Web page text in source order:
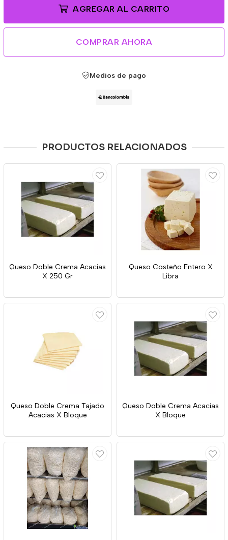
AGREGAR AL CARRITO
COMPRAR AHORA
Medios de pago
PRODUCTOS RELACIONADOS
Queso Doble Crema Acacias
X 250 Gr
Queso Costeño Entero X
Libra
Queso Doble Crema Tajado
Acacias X Bloque
Queso Doble Crema Acacias
X Bloque